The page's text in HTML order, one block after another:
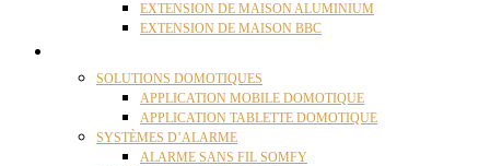
EXTENSION DE MAISON ALUMINIUM
EXTENSION DE MAISON BBC
SOLUTIONS DOMOTIQUES
APPLICATION MOBILE DOMOTIQUE
APPLICATION TABLETTE DOMOTIQUE
SYSTÈMES D’ALARME
ALARME SANS FIL SOMFY